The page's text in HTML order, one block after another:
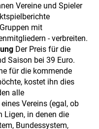
Vereine und Spieler
mit
- verbreiten.
Der Preis für die
Saison bei 39 Euro.
für die kommende
kostet ihn dies
alle
Vereins (egal, ob
Ligen, in denen die
Bundessystem,